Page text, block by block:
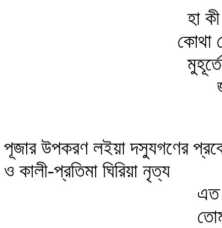
হা
কোথা
পূজার উপকরণ লইয়া দস্যুগণের
ও কালী-প্রতিমা ঘিরিয়া নৃত্য
এত